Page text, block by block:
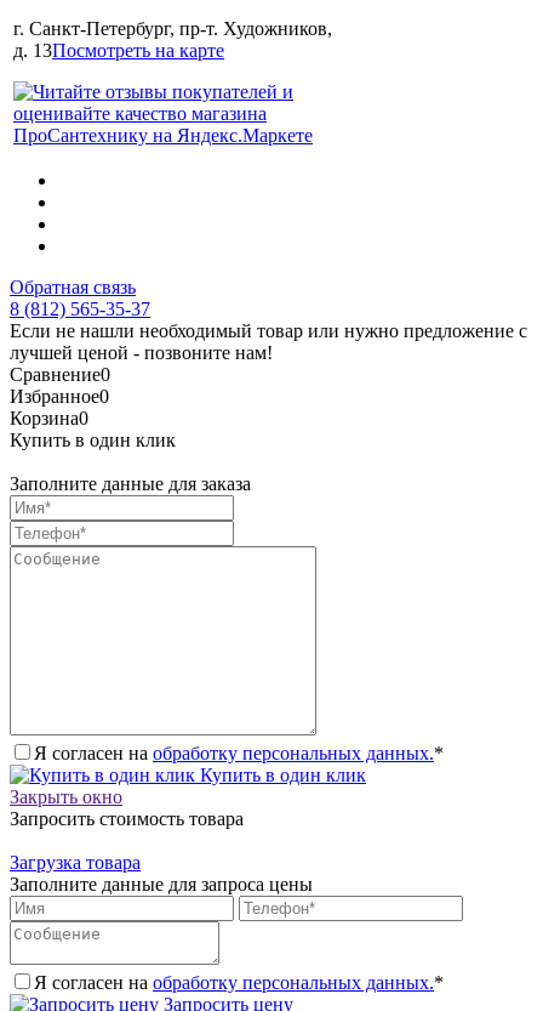
г. Санкт-Петербург, пр-т. Художников,
д. 13Посмотреть на карте
Обратная связь
8 (812) 565-35-37
Если не нашли необходимый товар или нужно предложение с
лучшей ценой - позвоните нам!
Сравнение0
Избранное0
Корзина0
Купить в один клик
Заполните данные для заказа
Я согласен на обработку персональных данных.*
Купить в один клик
Закрыть окно
Запросить стоимость товара
Загрузка товара
Заполните данные для запроса цены
Я согласен на обработку персональных данных.*
Запросить цену